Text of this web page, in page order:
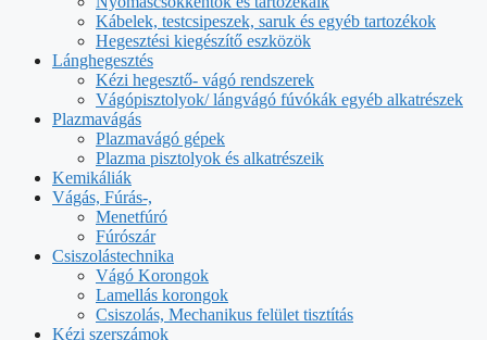
Kábelek, testcsipeszek, saruk és egyéb tartozékok
Hegesztési kiegészítő eszközök
Lánghegesztés
Kézi hegesztő- vágó rendszerek
Vágópisztolyok/ lángvágó fúvókák egyéb alkatrészek
Plazmavágás
Plazmavágó gépek
Plazma pisztolyok és alkatrészeik
Kemikáliák
Vágás, Fúrás-,
Menetfúró
Fúrószár
Csiszolástechnika
Vágó Korongok
Lamellás korongok
Csiszolás, Mechanikus felület tisztítás
Kézi szerszámok